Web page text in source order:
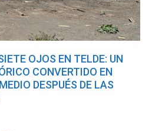
OJOS EN TELDE: UN
CONVERTIDO EN
DESPUÉS DE LAS